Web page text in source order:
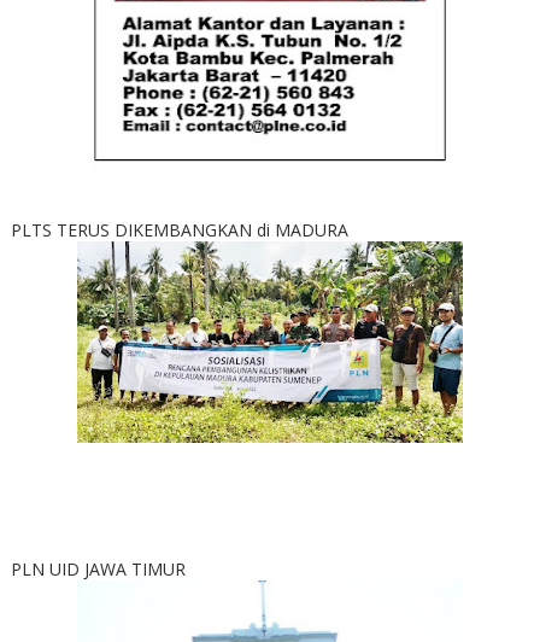
PLTS TERUS DIKEMBANGKAN di MADURA
PLN UID JAWA TIMUR